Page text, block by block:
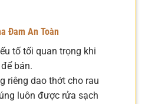
Đam An Toàn
tố tối quan trọng khi
bán.
riêng dao thớt cho rau
luôn được rửa sạch